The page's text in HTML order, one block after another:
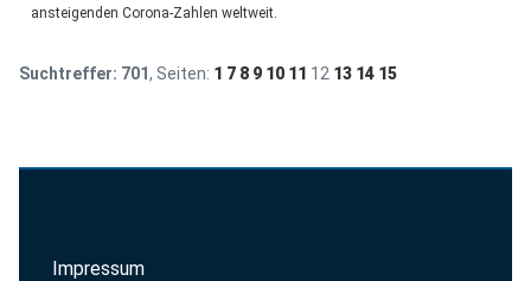
ansteigenden Corona-Zahlen weltweit.
Suchtreffer: 701, Seiten: 1 7 8 9 10 11 12 13 14 15
Impressum